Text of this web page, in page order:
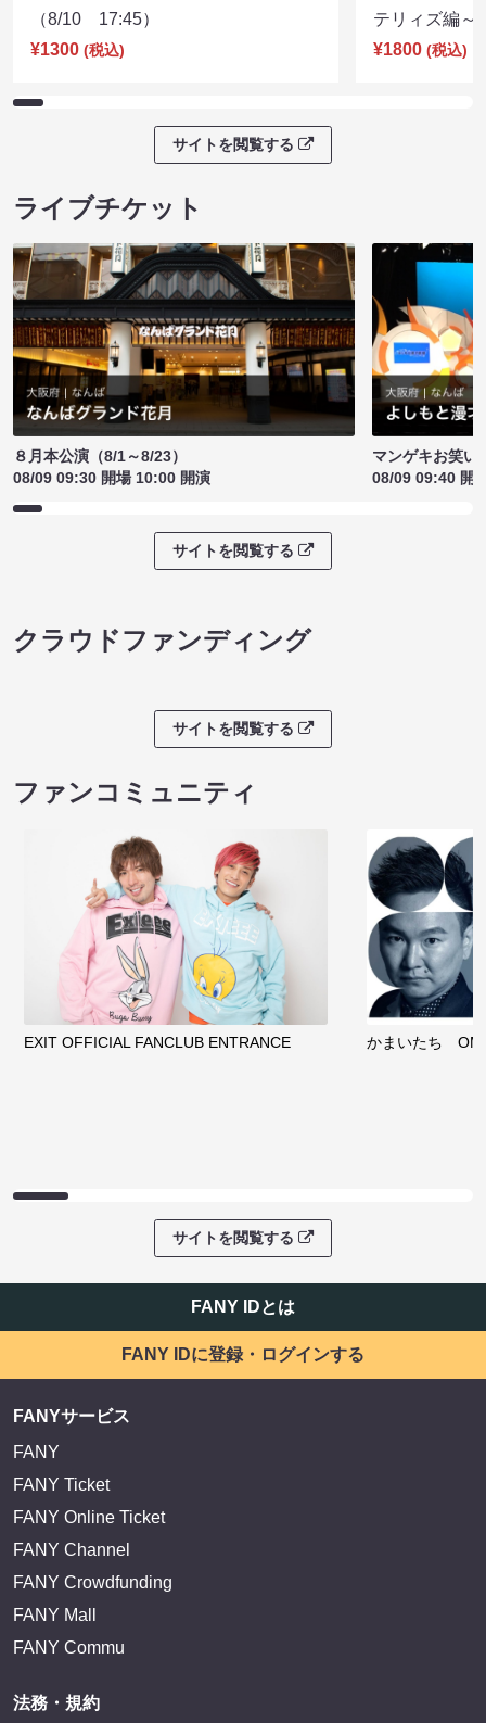
（8/10 17:45）
¥1300 (税込)
テリィズ編
¥1800 (税込)
サイトを閲覧する
ライブチケット
８月本公演（8/1～8/23）
08/09 09:30 開場 10:00 開演
マンゲキお笑い
08/09 09:40 開
サイトを閲覧する
クラウドファンディング
サイトを閲覧する
ファンコミュニティ
EXIT OFFICIAL FANCLUB ENTRANCE かまいたち
サイトを閲覧する
FANY IDとは
FANY IDに登録・ログインする
FANYサービス
FANY
FANY Ticket
FANY Online Ticket
FANY Channel
FANY Crowdfunding
FANY Mall
FANY Commu
法務・規約